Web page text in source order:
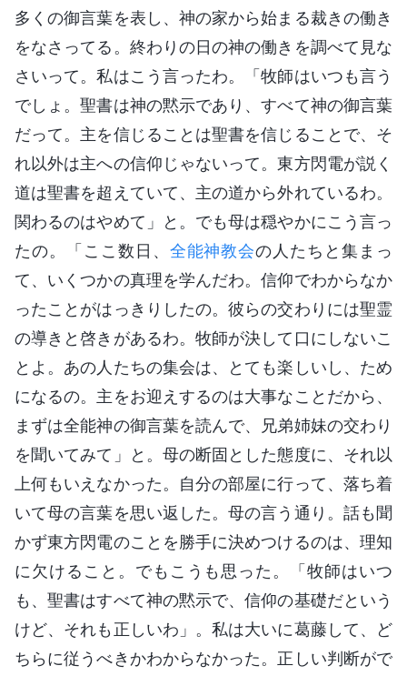
多くの御言葉を表し、神の家から始まる裁きの働き
をなさってる。終わりの日の神の働きを調べて見な
さいって。私はこう言ったわ。「牧師はいつも言う
でしょ。聖書は神の黙示であり、すべて神の御言葉
だって。主を信じることは聖書を信じることで、そ
れ以外は主への信仰じゃないって。東方閃電が説く
道は聖書を超えていて、主の道から外れているわ。
関わるのはやめて」と。でも母は穏やかにこう言っ
たの。「ここ数日、 全能神教会の人たちと集まっ
て、いくつかの真理を学んだわ。信仰でわからなか
ったことがはっきりしたの。彼らの交わりには聖霊
の導きと啓きがあるわ。牧師が決して口にしないこ
とよ。あの人たちの集会は、とても楽しいし、ため
になるの。主をお迎えするのは大事なことだから、
まずは全能神の御言葉を読んで、兄弟姉妹の交わり
を聞いてみて」と。母の断固とした態度に、それ以
上何もいえなかった。自分の部屋に行って、落ち着
いて母の言葉を思い返した。母の言う通り。話も聞
かず東方閃電のことを勝手に決めつけるのは、理知
に欠けること。でもこうも思った。「牧師はいつ
も、聖書はすべて神の黙示で、信仰の基礎だという
けど、それも正しいわ」。私は大いに葛藤して、ど
ちらに従うべきかわからなかった。正しい判断がで